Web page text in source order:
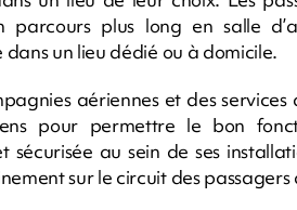
parcours plus long en salle
un lieu dédié ou à domicile.
aériennes et des
pour permettre le bon
sécurisée au sein de ses
sur le circuit des passagers